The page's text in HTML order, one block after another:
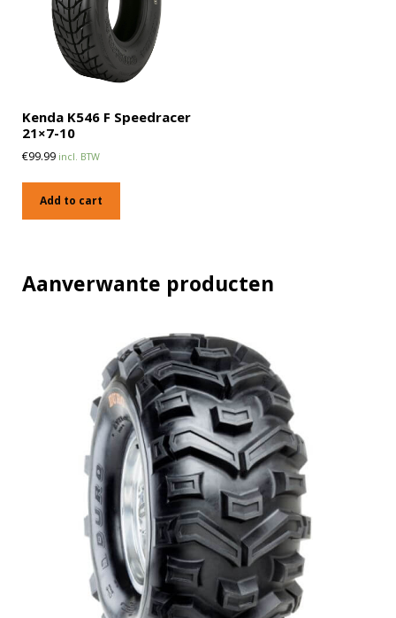
Kenda K546 F Speedracer
21×7-10
€99.99 incl. BTW
Add to cart
Aanverwante producten